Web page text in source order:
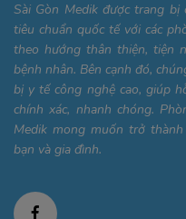
Sài Gòn Medik được trang
tiêu chuẩn quốc tế với các
theo hướng thân thiện, tiện
bệnh nhân. Bên cạnh đó,
bị y tế công nghệ cao, giúp
chính xác, nhanh chóng.
Medik mong muốn trở
bạn và gia đình.